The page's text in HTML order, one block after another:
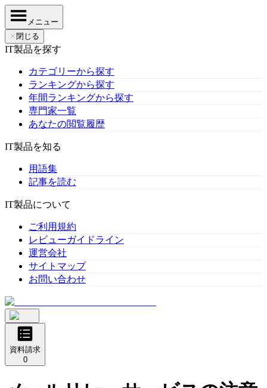
メニュー
✕ 閉じる
IT製品を探す
カテゴリーから探す
ランキングから探す
年間ランキングから探す
専門家一覧
あなたの閲覧履歴
IT製品を知る
用語集
記事を読む
IT製品について
ご利用規約
レビューガイドライン
運営会社
サイトマップ
お問い合わせ
資料請求
0